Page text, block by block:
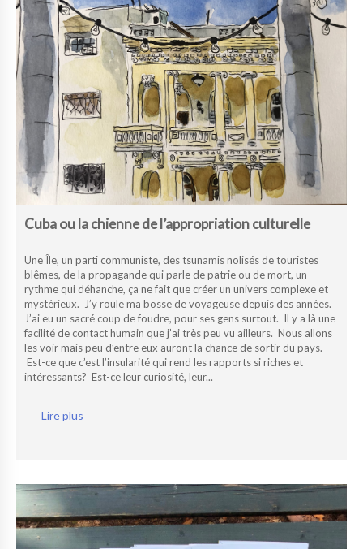
Cuba ou la chienne de l’appropriation culturelle
Une Île, un parti communiste, des tsunamis nolisés de touristes
blêmes, de la propagande qui parle de patrie ou de mort, un
rythme qui déhanche, ça ne fait que créer un univers complexe et
mystérieux. J’y roule ma bosse de voyageuse depuis des années.
J’ai eu un sacré coup de foudre, pour ses gens surtout. Il y a là une
facilité de contact humain que j’ai très peu vu ailleurs. Nous allons
les voir mais peu d’entre eux auront la chance de sortir du pays.
Est-ce que c’est l’insularité qui rend les rapports si riches et
intéressants? Est-ce leur curiosité, leur...
Lire plus